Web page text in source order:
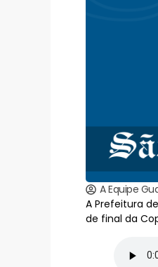
A Equipe
A Prefeitura
de final da